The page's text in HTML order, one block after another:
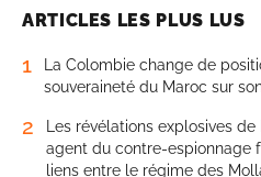
ARTICLES LES PLUS LUS
1
La Colombie change de
souveraineté du Maroc sur
2
Les révélations explosives
agent du contre-espionnage
liens entre le régime des